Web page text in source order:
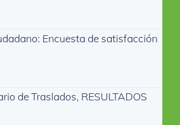
Encuesta de satisfacción
de Traslados, RESULTADOS